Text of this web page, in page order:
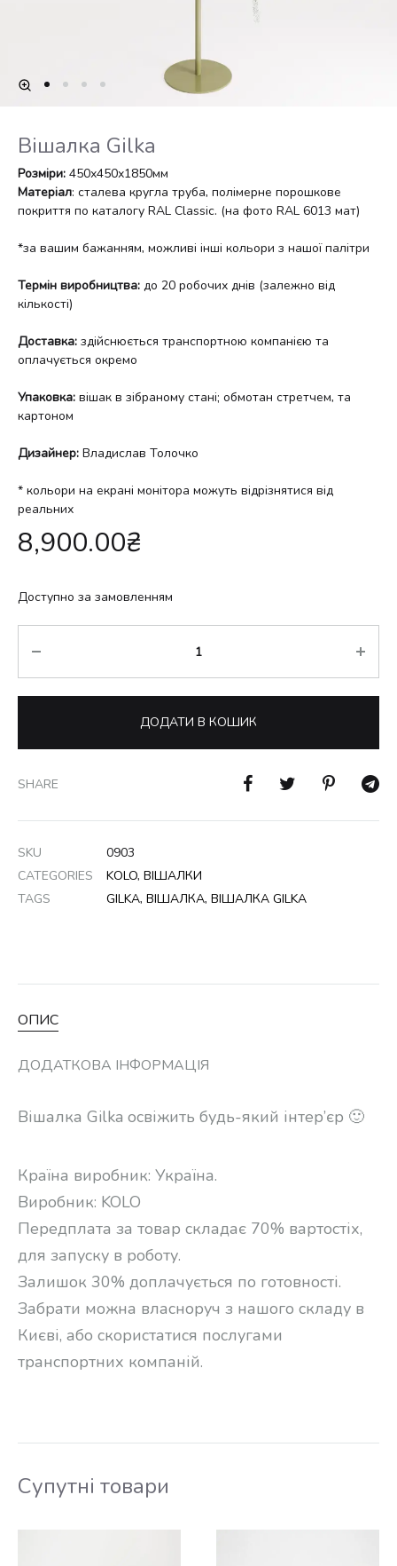
Вішалка Gilka
Розміри: 450х450х1850мм
Матеріал: сталева кругла труба, полімерне порошкове
покриття по каталогу RAL Classic. (на фото RAL 6013 мат)
*за вашим бажанням, можливі інші кольори з нашої палітри
Термін виробництва: до 20 робочих днів (залежно від
кількості)
Доставка: здійснюється транспортною компанією та
оплачується окремо
Упаковка: вішак в зібраному стані; обмотан стретчем, та
картоном
Дизайнер: Владислав Толочко
* кольори на екрані монітора можуть відрізнятися від
реальних
8,900.00₴
Доступно за замовленням
ДОДАТИ В КОШИК
SHARE
SKU
0903
CATEGORIES
KOLO, ВІШАЛКИ
TAGS
GILKA, ВІШАЛКА, ВІШАЛКА GILKA
ОПИС
ДОДАТКОВА ІНФОРМАЦІЯ
Вішалка Gilka освіжить будь-який інтер’єр 🙂
Країна виробник: Україна.
Виробник: KOLO
Передплата за товар складає 70% вартостіх,
для запуску в роботу.
Залишок 30% доплачується по готовності.
Забрати можна власноруч з нашого складу в
Києві, або скористатися послугами
транспортних компаній.
Супутні товари